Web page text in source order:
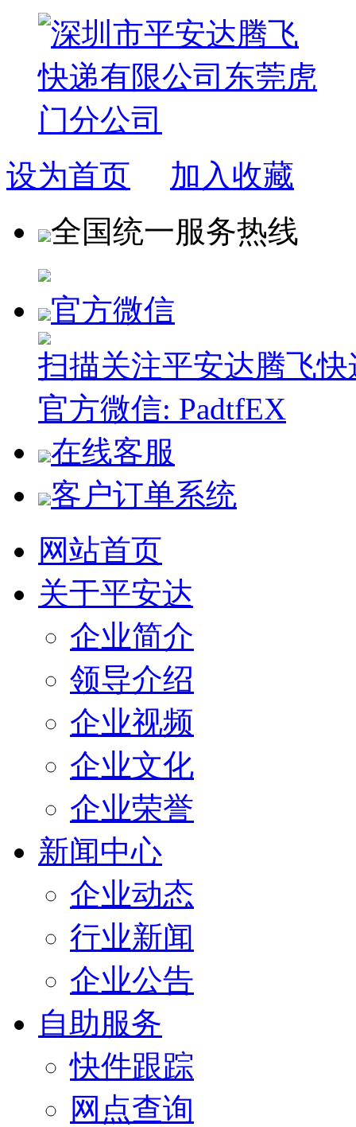
设为首页
加入收藏
全国统一服务热线
官方微信
扫描关注平安达腾飞快
官方微信: PadtfEX
在线客服
客户订单系统
网站首页
关于平安达
企业简介
领导介绍
企业视频
企业文化
企业荣誉
新闻中心
企业动态
行业新闻
企业公告
自助服务
快件跟踪
网点查询